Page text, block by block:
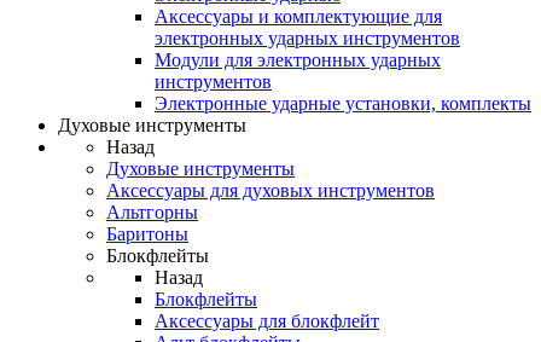
Аксессуары и комплектующие для
электронных ударных инструментов
Модули для электронных ударных
инструментов
Электронные ударные установки, комплекты
Духовые инструменты
Назад
Духовые инструменты
Аксессуары для духовых инструментов
Альтгорны
Баритоны
Блокфлейты
Назад
Блокфлейты
Аксессуары для блокфлейт